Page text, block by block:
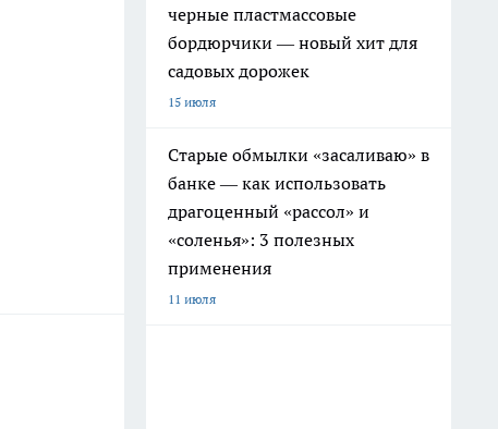
черные пластмассовые
бордюрчики — новый хит для
садовых дорожек
15 июля
Старые обмылки «засаливаю» в
банке — как использовать
драгоценный «рассол» и
«соленья»: 3 полезных
применения
11 июля